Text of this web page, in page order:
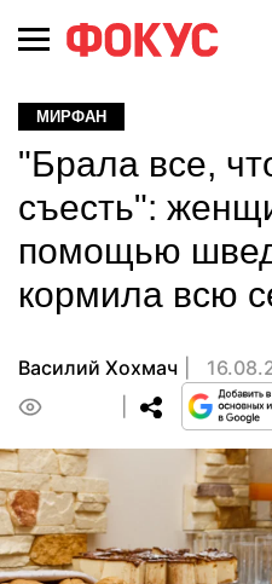
МИРФАН
"Брала все,
съесть":
помощью
кормила всю
Василий Хохмач